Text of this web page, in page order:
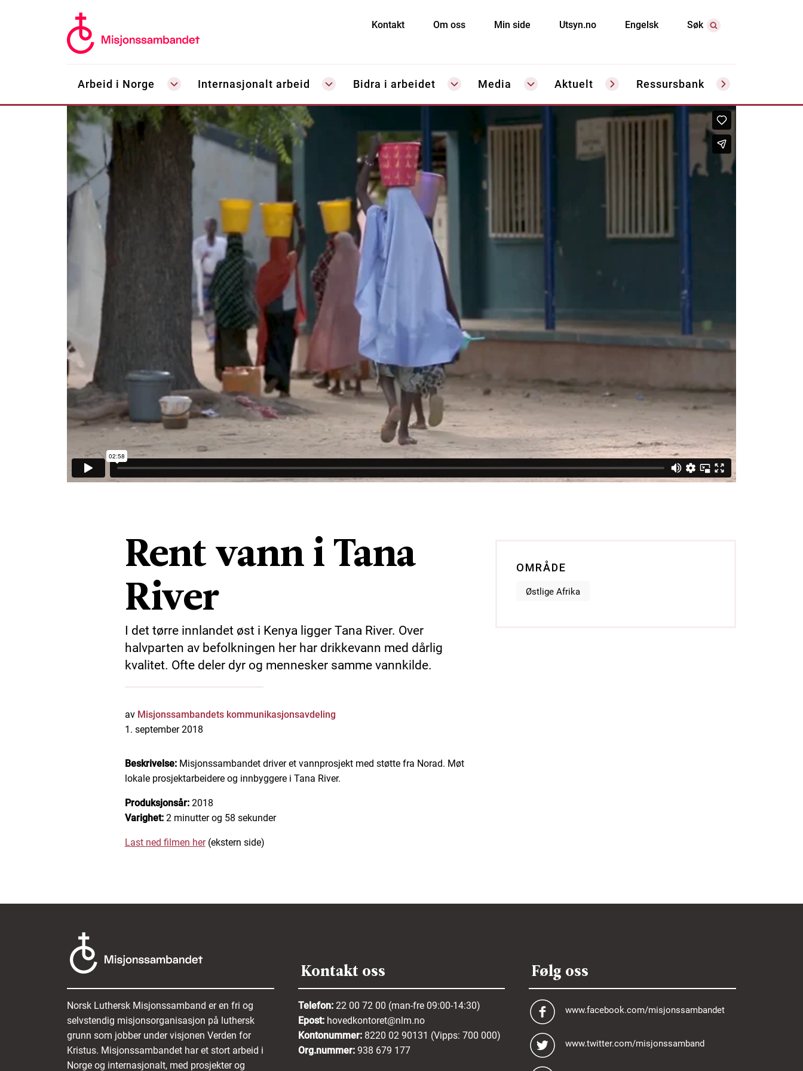
Kontakt Om oss Min side Utsyn.no Engelsk Søk
Arbeid i Norge Internasjonalt arbeid Bidra i arbeidet Media Aktuelt Ressursbank
Rent vann i Tana
River
I det tørre innlandet øst i Kenya ligger Tana River. Over
halvparten av befolkningen her har drikkevann med dårlig
kvalitet. Ofte deler dyr og mennesker samme vannkilde.
av Misjonssambandets kommunikasjonsavdeling
1. september 2018
Beskrivelse:Misjonssambandet driver et vannprosjekt med støtte fra Norad. Møt
lokale prosjektarbeidere og innbyggere i Tana River.
Produksjonsår:2018
Varighet:2 minutter og 58 sekunder
Last ned filmen her(ekstern side)
OMRÅDE
Østlige Afrika
Norsk Luthersk Misjonssamband er en fri og
selvstendig misjonsorganisasjon på luthersk
grunn som jobber under visjonen Verden for
Kristus. Misjonssambandet har et stort arbeid i
Norge og internasjonalt, med prosjekter og
Kontakt oss
Telefon: 22 00 72 00 (man-fre 09:00-14:30)
Epost: hovedkontoret@nlm.no
Kontonummer: 8220 02 90131 (Vipps: 700 000)
Org.nummer: 938 679 177
Følg oss
www.facebook.com/misjonssambandet
www.twitter.com/misjonssamband